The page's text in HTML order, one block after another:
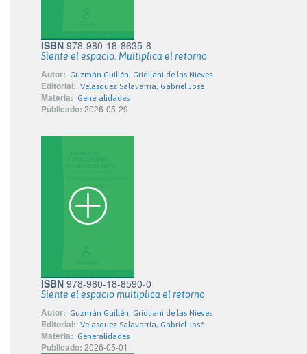
ISBN 978-980-18-8635-8
Siente el espacio. Multiplica el retorno
Autor: Guzmán Guillén, Gridliani de las Nieves
Editorial: Velasquez Salavarria, Gabriel José
Materia: Generalidades
Publicado: 2026-05-29
ISBN 978-980-18-8590-0
Siente el espacio multiplica el retorno
Autor: Guzmán Guillén, Gridliani de las Nieves
Editorial: Velasquez Salavarria, Gabriel José
Materia: Generalidades
Publicado: 2026-05-01